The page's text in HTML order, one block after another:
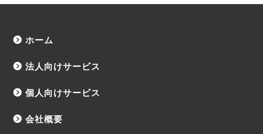
ホーム
法人向けサービス
個人向けサービス
会社概要